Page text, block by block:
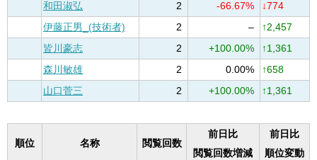
和田淑弘
2 -66.67%
↓774
伊藤正男_(技術者)
2 –
↑2,457
皆川豪志
2 +100.00%
↑1,361
森川敏雄
2 0.00%
↑658
山口菅三
2 +100.00% ↑1,361
順位 名称 閲覧回数
前日比
閲覧回数増減
前日比
順位変動